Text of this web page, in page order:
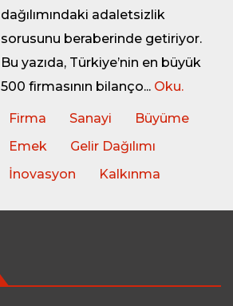
dağılımındaki adaletsizlik
sorusunu beraberinde getiriyor.
Bu yazıda, Türkiye’nin en büyük
500 firmasının bilanço... Oku.
Firma Sanayi
Büyüme
Emek
Gelir Dağılımı
İnovasyon
Kalkınma